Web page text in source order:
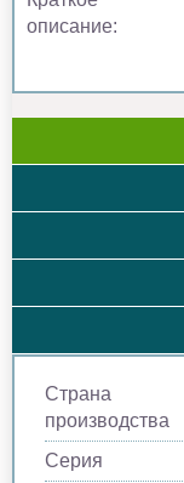
описание:
Страна
производства
Серия